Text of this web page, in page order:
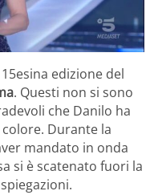
edizione del
. Questi non si sono
che Danilo ha
Durante la
mandato in onda
si è scatenato fuori la